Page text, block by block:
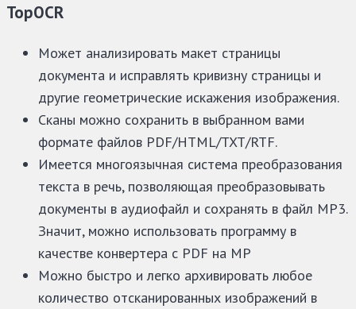
TopOCR
Может анализировать макет страницы
документа и исправлять кривизну страницы и
другие геометрические искажения изображения.
Сканы можно сохранить в выбранном вами
формате файлов PDF/HTML/TXT/RTF.
Имеется многоязычная система преобразования
текста в речь, позволяющая преобразовывать
документы в аудиофайл и сохранять в файл MP3.
Значит, можно использовать программу в
качестве конвертера с PDF на MP
Можно быстро и легко архивировать любое
количество отсканированных изображений в